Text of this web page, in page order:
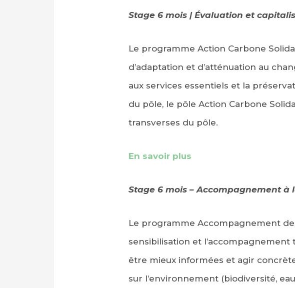
Stage 6 mois | Évaluation et
Le programme Action Carbone
d’adaptation et d’atténuation au
aux services essentiels et la
du pôle, le pôle Action Carbone
transverses du pôle.
En savoir plus
Stage 6 mois – Accompagnement à
Le programme Accompagnement
sensibilisation et
être mieux informées et agir
sur l’environnement (biodiversité,